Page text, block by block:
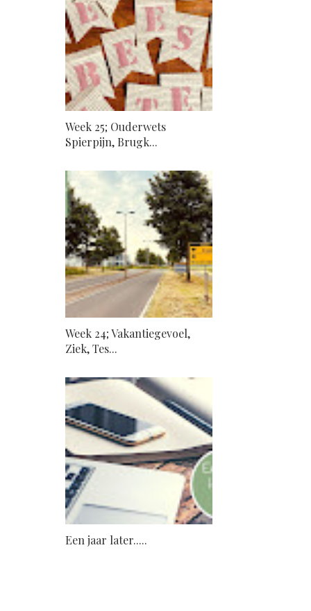
Week 25; Ouderwets
Spierpijn, Brugk...
Week 24; Vakantiegevoel,
Ziek, Tes...
Een jaar later.....